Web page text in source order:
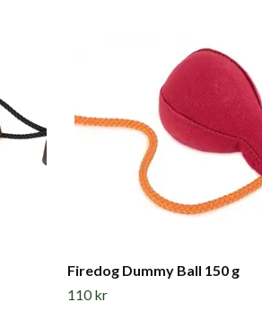
Firedog Dummy Ball 150 g
110 kr